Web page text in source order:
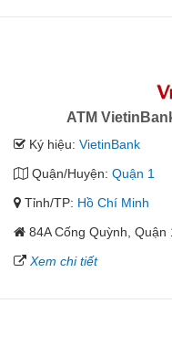
ATM
Ký hiệu: VietinBank
Quận/Huyện: Quận 1
Tỉnh/TP: Hồ Chí Minh
84A Cống Quỳnh, Quận
Xem chi tiết